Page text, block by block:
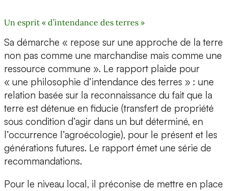
Un esprit « d’intendance des terres »
Sa démarche « repose sur une approche de la terre
non pas comme une marchandise mais comme une
ressource commune ». Le rapport plaide pour
« une philosophie d’intendance des terres » : une
relation basée sur la reconnaissance du fait que la
terre est détenue en fiducie (transfert de propriété
sous condition d’agir dans un but déterminé, en
l’occurrence l’agroécologie), pour le présent et les
générations futures. Le rapport émet une série de
recommandations.
Pour le niveau local, il préconise de mettre en place